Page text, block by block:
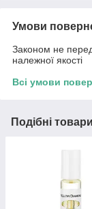
Умови
Законом не
належної якості
Всі умови
Подібні